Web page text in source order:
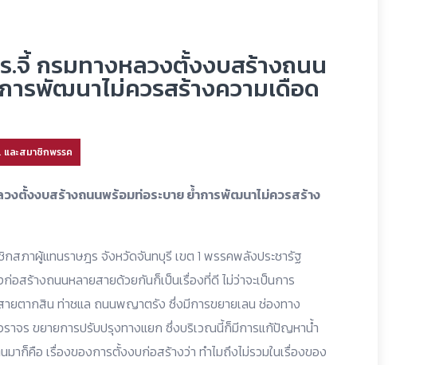
.จี้ กรมทางหลวงตั้งงบสร้างถนน
ารพัฒนาไม่ควรสร้างความเดือด
และสมาชิกพรรค
งตั้งงบสร้างถนนพร้อมท่อระบาย ย้ำการพัฒนาไม่ควรสร้าง
สภาผู้แทนราษฎร จังหวัดจันทบุรี เขต 1 พรรคพลังประชารัฐ
อสร้างถนนหลายสายด้วยกันก็เป็นเรื่องที่ดี ไม่ว่าจะเป็นการ
ายตากสิน ท่าชแล ถนนพญาตรัง ซึ่งมีการขยายเลน ช่องทาง
าจร ขยายการปรับปรุงทางแยก ซึ่งบริเวณนี้ก็มีการแก้ปัญหาน้ำ
ก็คือ เรื่องของการตั้งงบก่อสร้างว่า ทำไมถึงไม่รวมในเรื่องของ